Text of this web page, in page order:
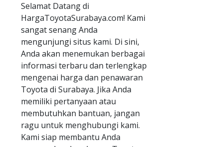
Selamat Datang di
HargaToyotaSurabaya.com! Kami
sangat senang Anda
mengunjungi situs kami. Di sini,
Anda akan menemukan berbagai
informasi terbaru dan terlengkap
mengenai harga dan penawaran
Toyota di Surabaya. Jika Anda
memiliki pertanyaan atau
membutuhkan bantuan, jangan
ragu untuk menghubungi kami.
Kami siap membantu Anda